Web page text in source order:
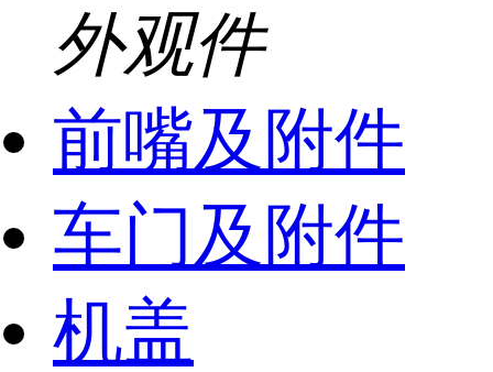
外观件
前嘴及附件
车门及附件
机盖